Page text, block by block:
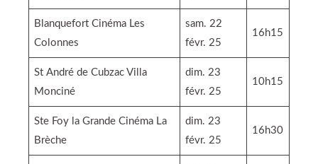
Blanquefort Cinéma Les
Colonnes
sam. 22
févr. 25
16h15
St André de Cubzac Villa
Monciné
dim. 23
févr. 25
10h15
Ste Foy la Grande Cinéma La
Brèche
dim. 23
févr. 25
16h30